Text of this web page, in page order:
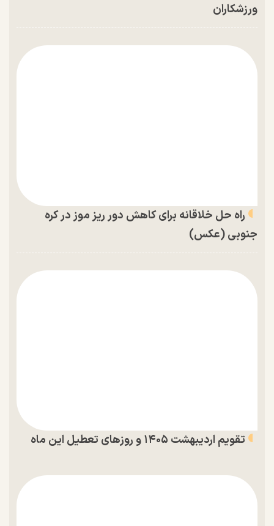
ورزشکاران
راه حل خلاقانه برای کاهش دور ریز موز در کره
جنوبی (عکس)
تقویم اردیبهشت ۱۴۰۵ و روز‌های تعطیل این ماه